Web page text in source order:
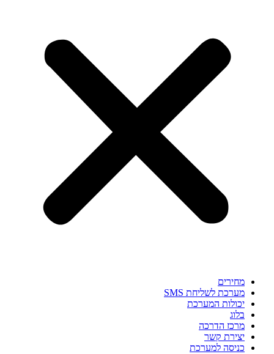
מחירים
מערכת לשליחת SMS
יכולות המערכת
בלוג
מרכז הדרכה
יצירת קשר
כניסה למערכת